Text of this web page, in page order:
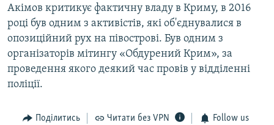
Акімов критикує фактичну владу в Криму, в 2016
році був одним з активістів, які об'єднувалися в
опозиційний рух на півострові. Був одним з
організаторів мітингу «Обдурений Крим», за
проведення якого деякий час провів у відділенні
поліції.
Поділитись Читати без VPN Follow us